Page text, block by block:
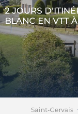
2 JOURS
BLANC EN VTT
Saint-Gervais